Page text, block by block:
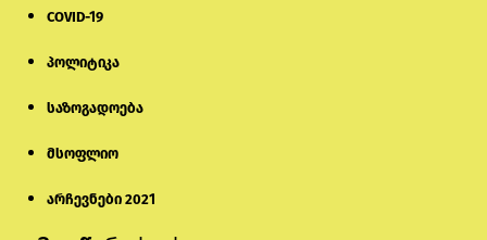
COVID-19
პოლიტიკა
საზოგადოება
მსოფლიო
არჩევნები 2021